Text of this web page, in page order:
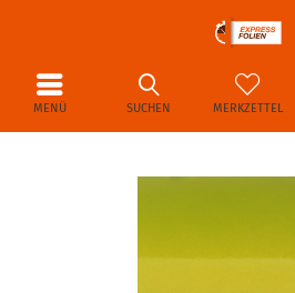
MENÜ MERKZETTEL
SUCHEN